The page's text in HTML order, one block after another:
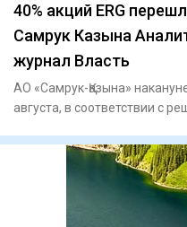
40% акций ERG
Самрук Казына
журнал Власть
АО «Самрук-Қазына»
августа, в соответствии с